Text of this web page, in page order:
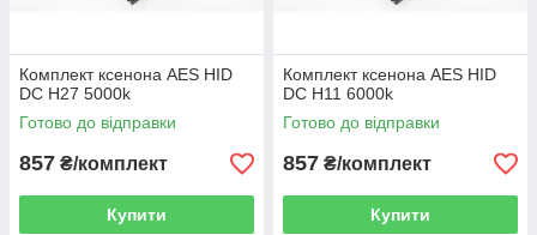
Комплект ксенона AES HID
DC H27 5000k
Готово до відправки
857 ₴/комплект
Купити
Комплект ксенона AES HID
DC H11 6000k
Готово до відправки
857 ₴/комплект
Купити